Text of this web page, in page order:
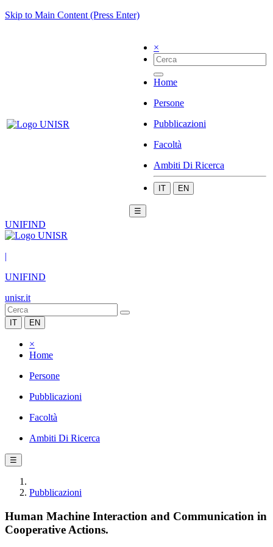
Skip to Main Content (Press Enter)
×
Home
Persone
Pubblicazioni
Facoltà
Ambiti Di Ricerca
IT EN
☰
UNIFIND
|
UNIFIND
unisr.it
IT EN
×
Home
Persone
Pubblicazioni
Facoltà
Ambiti Di Ricerca
☰
Pubblicazioni
Human Machine Interaction and Communication in
Cooperative Actions.